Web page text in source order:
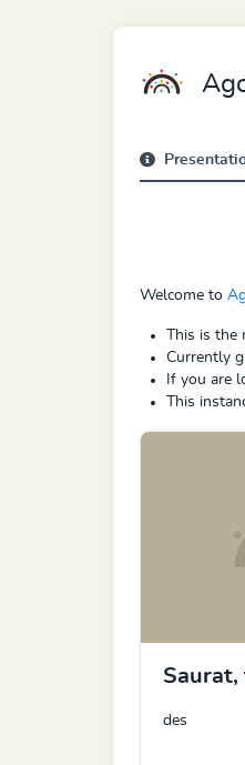
Welcome to
This is
Currently
If you are
This
Saurat,
des